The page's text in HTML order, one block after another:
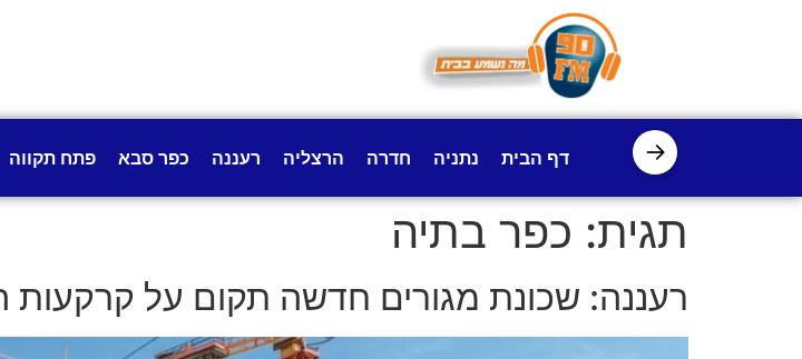
→ דף הבית נתניה חדרה הרצליה רעננה כפר סבא פתח תקווה
תגית: כפר בתיה
רעננה: שכונת מגורים חדשה תקום על קרקעות